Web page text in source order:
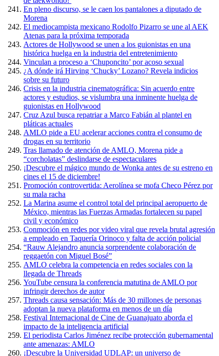
En pleno discurso, se le caen los pantalones a diputado de
Morena
El mediocampista mexicano Rodolfo Pizarro se une al AEK
Atenas para la próxima temporada
Actores de Hollywood se unen a los guionistas en una
histórica huelga en la industria del entretenimiento
Vinculan a proceso a ‘Chuponcito’ por acoso sexual
¿A dónde irá Hirving ‘Chucky’ Lozano? Revela indicios
sobre su futuro
Crisis en la industria cinematográfica: Sin acuerdo entre
actores y estudios, se vislumbra una inminente huelga de
guionistas en Hollywood
Cruz Azul busca repatriar a Marco Fabián al plantel en
pláticas actuales
AMLO pide a EU acelerar acciones contra el consumo de
drogas en su territorio
Tras llamado de atención de AMLO, Morena pide a
“corcholatas” deslindarse de espectaculares
¡Descubre el mágico mundo de Wonka antes de su estreno en
cines el 15 de diciembre!
Promoción controvertida: Aerolínea se mofa Checo Pérez por
su mala racha
La Marina asume el control total del principal aeropuerto de
México, mientras las Fuerzas Armadas fortalecen su papel
civil y económico
Conmoción en redes por video viral que revela brutal agresión
a empleado en Taquería Orinoco y falta de acción policial
“Rauw Alejandro anuncia sorprendente colaboración de
reggaetón con Miguel Bosé”
AMLO celebra la competencia en redes sociales con la
llegada de Threads
YouTube censura la conferencia matutina de AMLO por
infringir derechos de autor
Threads causa sensación: Más de 30 millones de personas
adoptan la nueva plataforma en menos de un día
Festival Internacional de Cine de Guanajuato aborda el
impacto de la inteligencia artificial
El periodista Carlos Jiménez recibe protección gubernamental
ante amenazas: AMLO
¡Descubre la Universidad UDLAP: un universo de